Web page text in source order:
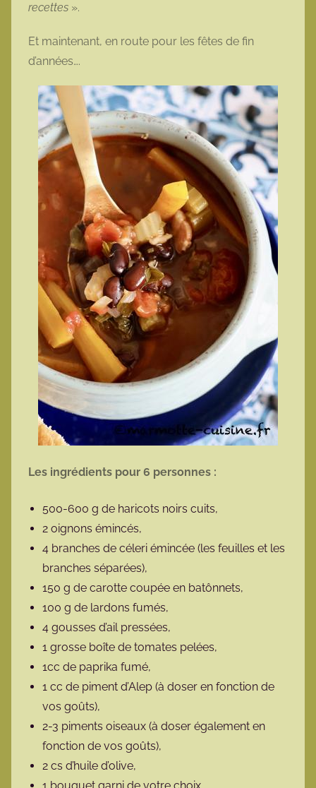
recettes ».
Et maintenant, en route pour les fêtes de fin
d’années….
Les ingrédients pour 6 personnes :
500-600 g de haricots noirs cuits,
2 oignons émincés,
4 branches de céleri émincée (les feuilles et les
branches séparées),
150 g de carotte coupée en batônnets,
100 g de lardons fumés,
4 gousses d’ail pressées,
1 grosse boîte de tomates pelées,
1cc de paprika fumé,
1 cc de piment d’Alep (à doser en fonction de
vos goûts),
2-3 piments oiseaux (à doser également en
fonction de vos goûts),
2 cs d’huile d’olive,